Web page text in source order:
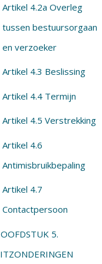
Artikel 4.2a Overleg
tussen bestuursorgaan
en verzoeker
Artikel 4.3 Beslissing
Artikel 4.4 Termijn
Artikel 4.5 Verstrekking
Artikel 4.6
Antimisbruikbepaling
Artikel 4.7
Contactpersoon
5.